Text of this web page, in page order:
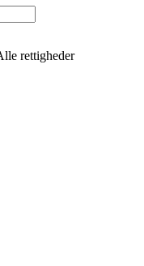
rettigheder